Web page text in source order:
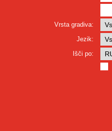
Vrsta gradiva:
Jezik:
Išči po: